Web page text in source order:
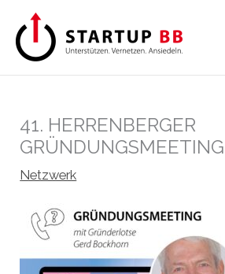
Inhalt
springen
41. HERRENBERGER
GRÜNDUNGSMEETING
Netzwerk